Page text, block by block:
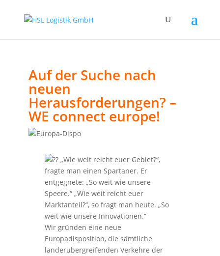
Auf der Suche nach
neuen
Herausforderungen? –
WE connect europe!
„Wie weit reicht euer Gebiet?“,
fragte man einen Spartaner. Er
entgegnete: „So weit wie unsere
Speere.“ „Wie weit reicht euer
Marktanteil?“, so fragt man heute. „So
weit wie unsere Innovationen.“
Wir gründen eine neue
Europadisposition, die sämtliche
länderübergreifenden Verkehre der